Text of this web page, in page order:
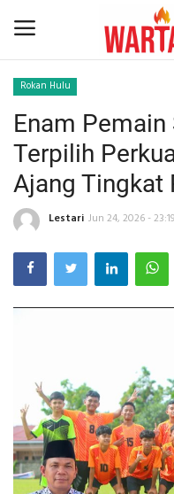
Home
NEWS
JAZIRAH RIAU
POLITIK
LIFESTYLE
INDEKS
HEALTHY
Rokan Hulu
Enam
Terpilih
Ajang Tingkat
Lestari Jun 24, 2026 - 23:19